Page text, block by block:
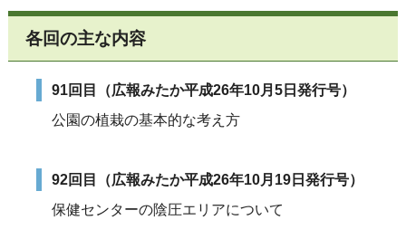
各回の主な内容
91回目（広報みたか平成26年10月5日発行号）
公園の植栽の基本的な考え方
92回目（広報みたか平成26年10月19日発行号）
保健センターの陰圧エリアについて